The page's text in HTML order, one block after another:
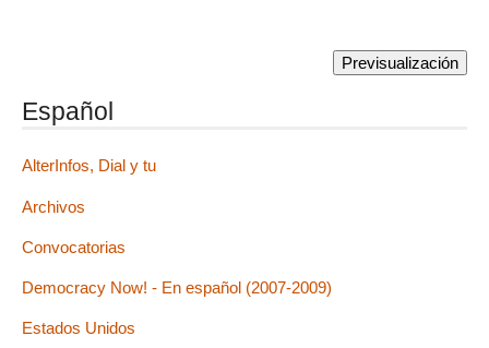
Español
AlterInfos, Dial y tu
Archivos
Convocatorias
Democracy Now! - En español (2007-2009)
Estados Unidos